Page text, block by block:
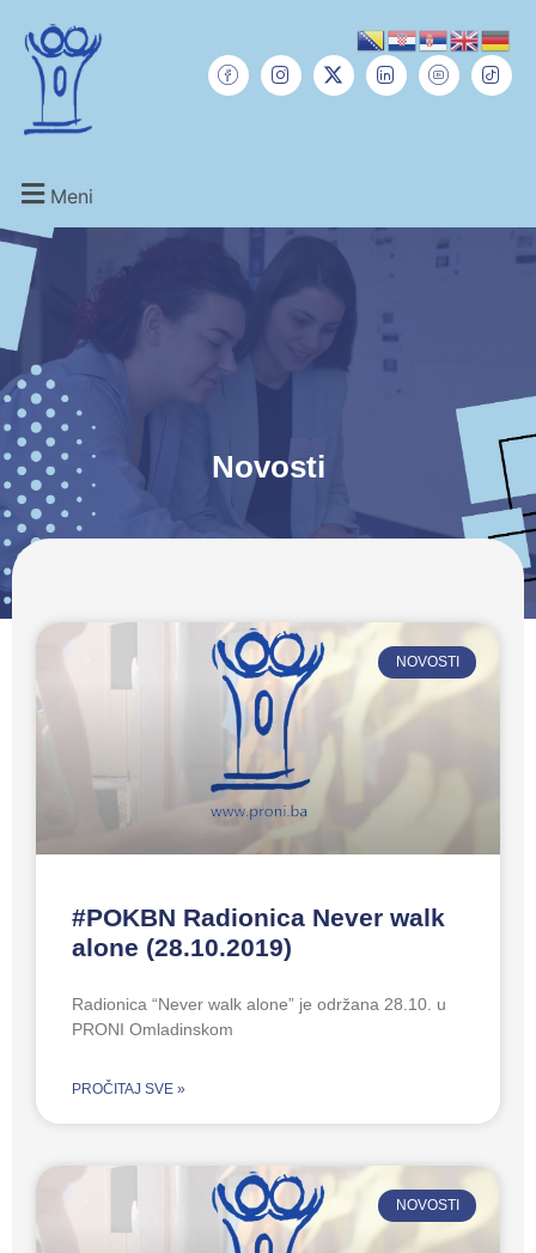
Meni
Novosti
NOVOSTI
#POKBN Radionica Never walk
alone (28.10.2019)
Radionica “Never walk alone” je održana 28.10. u
PRONI Omladinskom
PROČITAJ SVE »
NOVOSTI